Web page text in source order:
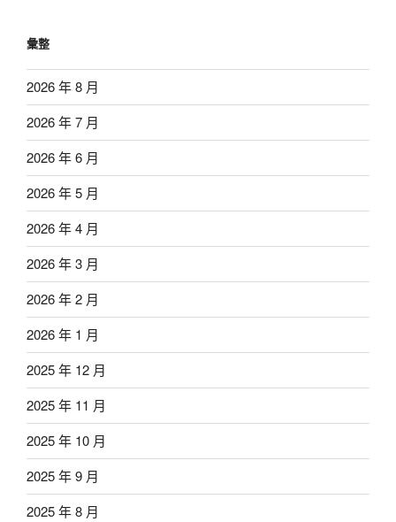
彙整
2026 年 8 月
2026 年 7 月
2026 年 6 月
2026 年 5 月
2026 年 4 月
2026 年 3 月
2026 年 2 月
2026 年 1 月
2025 年 12 月
2025 年 11 月
2025 年 10 月
2025 年 9 月
2025 年 8 月